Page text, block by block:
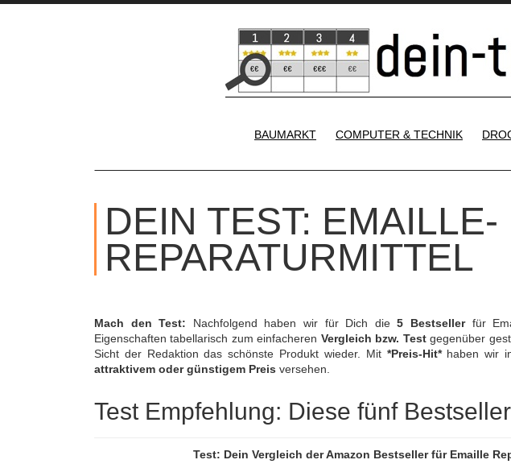
BAUMARKT
COMPUTER & TECHNIK
DEIN TEST: EMAILLE-
REPARATURMITTEL
Mach den Test: Nachfolgend haben wir für Dich die5 Bestsellerfür
Eigenschaften tabellarisch zum einfacheren Vergleich bzw. Testgegenüber
Sicht der Redaktion das schönste Produkt wieder. Mit *Preis-Hit*haben wir
attraktivem oder günstigem Preis versehen.
Test Empfehlung: Diese fünf
Test: Dein Vergleich der Amazon Bestseller für Emaille